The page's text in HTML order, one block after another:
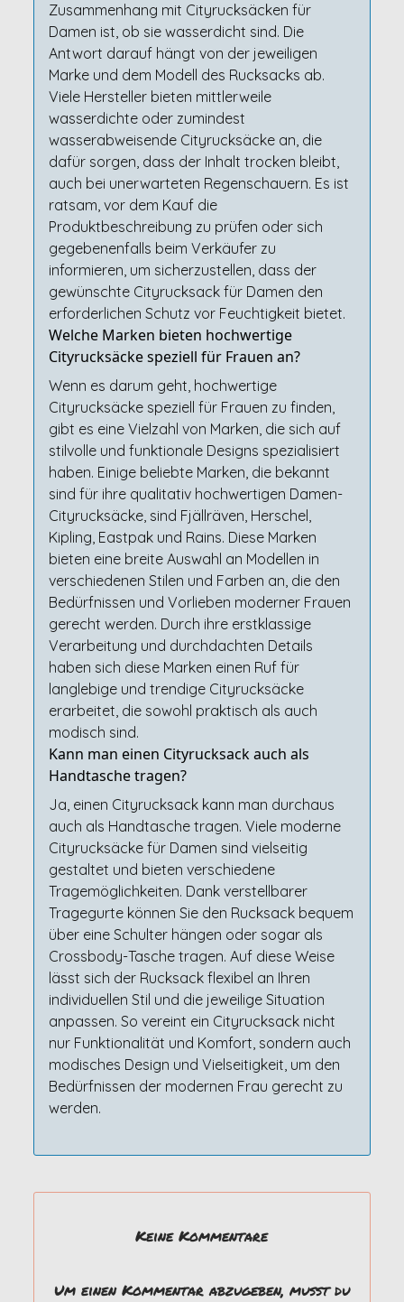
Zusammenhang mit Cityrucksäcken für
Damen ist, ob sie wasserdicht sind. Die
Antwort darauf hängt von der jeweiligen
Marke und dem Modell des Rucksacks ab.
Viele Hersteller bieten mittlerweile
wasserdichte oder zumindest
wasserabweisende Cityrucksäcke an, die
dafür sorgen, dass der Inhalt trocken bleibt,
auch bei unerwarteten Regenschauern. Es ist
ratsam, vor dem Kauf die
Produktbeschreibung zu prüfen oder sich
gegebenenfalls beim Verkäufer zu
informieren, um sicherzustellen, dass der
gewünschte Cityrucksack für Damen den
erforderlichen Schutz vor Feuchtigkeit bietet.
Welche Marken bieten hochwertige
Cityrucksäcke speziell für Frauen an?
Wenn es darum geht, hochwertige
Cityrucksäcke speziell für Frauen zu finden,
gibt es eine Vielzahl von Marken, die sich auf
stilvolle und funktionale Designs spezialisiert
haben. Einige beliebte Marken, die bekannt
sind für ihre qualitativ hochwertigen Damen-
Cityrucksäcke, sind Fjällräven, Herschel,
Kipling, Eastpak und Rains. Diese Marken
bieten eine breite Auswahl an Modellen in
verschiedenen Stilen und Farben an, die den
Bedürfnissen und Vorlieben moderner Frauen
gerecht werden. Durch ihre erstklassige
Verarbeitung und durchdachten Details
haben sich diese Marken einen Ruf für
langlebige und trendige Cityrucksäcke
erarbeitet, die sowohl praktisch als auch
modisch sind.
Kann man einen Cityrucksack auch als
Handtasche tragen?
Ja, einen Cityrucksack kann man durchaus
auch als Handtasche tragen. Viele moderne
Cityrucksäcke für Damen sind vielseitig
gestaltet und bieten verschiedene
Tragemöglichkeiten. Dank verstellbarer
Tragegurte können Sie den Rucksack bequem
über eine Schulter hängen oder sogar als
Crossbody-Tasche tragen. Auf diese Weise
lässt sich der Rucksack flexibel an Ihren
individuellen Stil und die jeweilige Situation
anpassen. So vereint ein Cityrucksack nicht
nur Funktionalität und Komfort, sondern auch
modisches Design und Vielseitigkeit, um den
Bedürfnissen der modernen Frau gerecht zu
werden.
Keine Kommentare
Um einen Kommentar abzugeben, musst du